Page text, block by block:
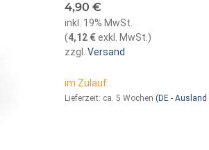
4,90 €
inkl. 19% MwSt.
(4,12 €exkl. MwSt. )
zzgl.
Versand
im Zulauf
Lieferzeit: ca. 5 Wochen (DE -